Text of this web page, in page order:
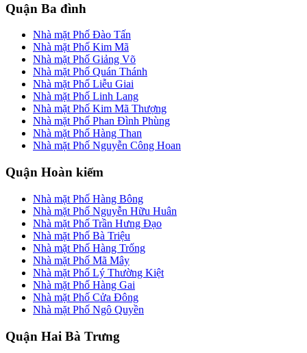
Quận Ba đình
Nhà mặt Phố Đào Tấn
Nhà mặt Phố Kim Mã
Nhà mặt Phố Giảng Võ
Nhà mặt Phố Quán Thánh
Nhà mặt Phố Liễu Giai
Nhà mặt Phố Linh Lang
Nhà mặt Phố Kim Mã Thượng
Nhà mặt Phố Phan Đình Phùng
Nhà mặt Phố Hàng Than
Nhà mặt Phố Nguyễn Công Hoan
Quận Hoàn kiếm
Nhà mặt Phố Hàng Bông
Nhà mặt Phố Nguyễn Hữu Huân
Nhà mặt Phố Trần Hưng Đạo
Nhà mặt Phố Bà Triệu
Nhà mặt Phố Hàng Trống
Nhà mặt Phố Mã Mây
Nhà mặt Phố Lý Thường Kiệt
Nhà mặt Phố Hàng Gai
Nhà mặt Phố Cửa Đông
Nhà mặt Phố Ngô Quyền
Quận Hai Bà Trưng